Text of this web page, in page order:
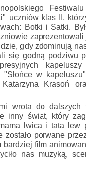
uczniów klas II,
Botki i Satki.
zaprezentowali
gdy zdominują
się godną podziwu
kapeluszy
w
Krasoń
wrota do dalszych
inny świat, który
lwica i tata lew
zostało porwane
film
nas muzyką,